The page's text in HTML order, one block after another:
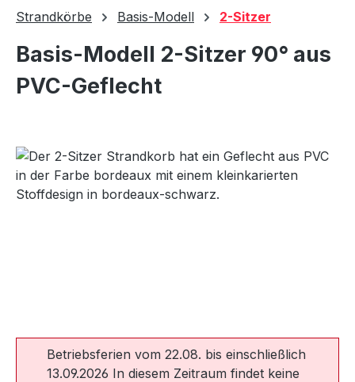
Strandkörbe Basis-Modell 2-Sitzer
Basis-Modell 2-Sitzer 90° aus
PVC-Geflecht
Bildergalerie überspringen
Betriebsferien vom 22.08. bis einschließlich
13.09.2026 In diesem Zeitraum findet keine